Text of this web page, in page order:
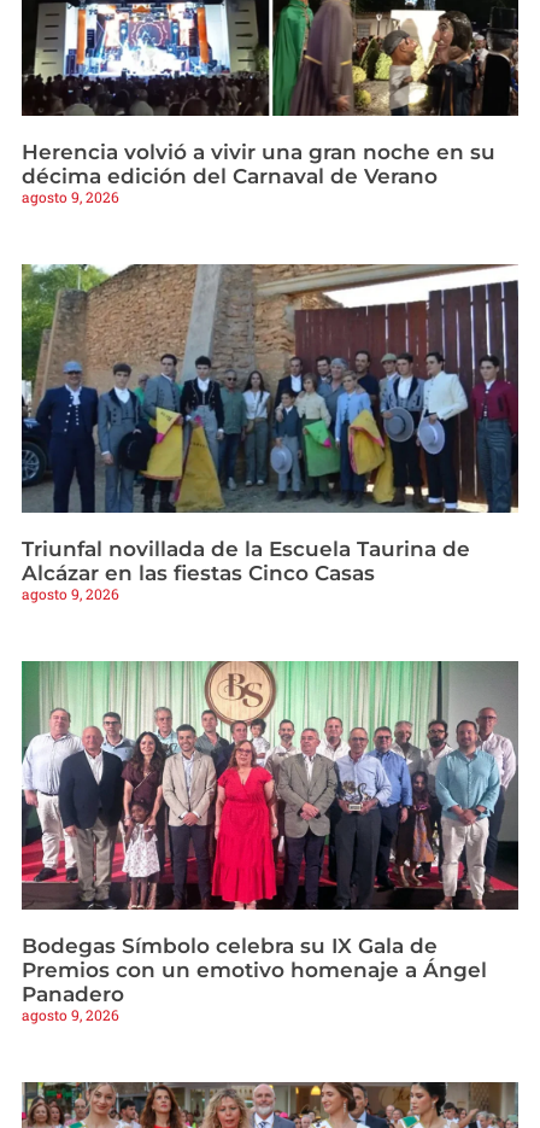
Herencia volvió a vivir una gran noche en su
décima edición del Carnaval de Verano
agosto 9, 2026
Triunfal novillada de la Escuela Taurina de
Alcázar en las fiestas Cinco Casas
agosto 9, 2026
Bodegas Símbolo celebra su IX Gala de
Premios con un emotivo homenaje a Ángel
Panadero
agosto 9, 2026